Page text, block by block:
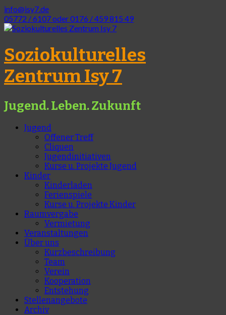
info@isy7.de
05772 / 6107 oder 0176 / 459 815 49
Soziokulturelles
Zentrum Isy 7
Jugend. Leben. Zukunft
Jugend
Offener Treff
Cliquen
Jugendinitiativen
Kurse u. Projekte Jugend
Kinder
Kinderladen
Ferienspiele
Kurse u. Projekte Kinder
Raumvergabe
Vermietung
Veranstaltungen
Über uns
Kurzbeschreibung
Team
Verein
Kooperation
Entstehung
Stellenangebote
Archiv